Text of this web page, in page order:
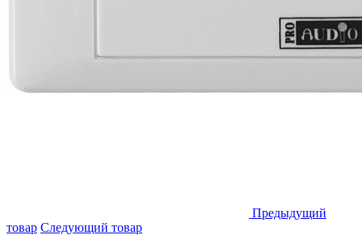
Предыдущий
товар Следующий товар